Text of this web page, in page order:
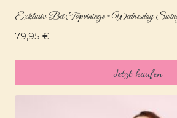
Exklusiv Bei Topvintage ~ Wednesday
79,95 €
Jetzt kaufen